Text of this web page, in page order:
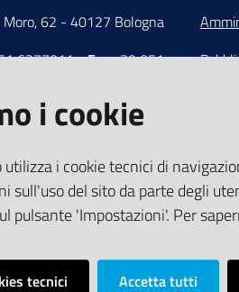
Moro, 62 - 40127 Bologna
6377011-Fax+39 051
: 02294450370 -C.F.
-iPA: UFUS8I
i cookie
utilizza i cookie tecnici di
sull'uso del sito da parte degli
pulsante 'Impostazioni'. Per
tecnici Accetta tutti